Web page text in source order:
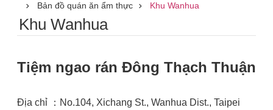
Bản đồ quán ăn ẩm thực
Khu Wanhua
Khu Wanhua
Tiệm ngao rán Đông Thạch Thuận
Địa chỉ ：No.104, Xichang St., Wanhua Dist., Taipei